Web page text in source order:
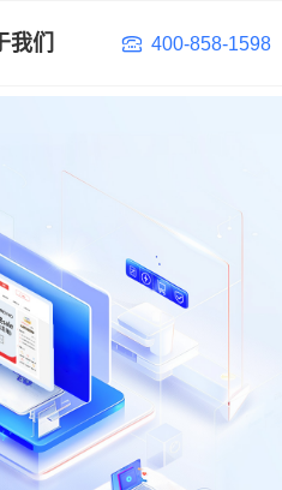
400-858-1598
我们